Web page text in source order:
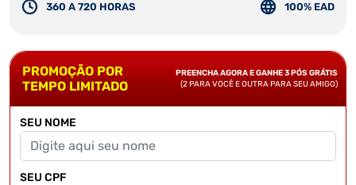
360 A 720 HORAS 100% EAD
PROMOÇÃO POR
TEMPO LIMITADO
PREENCHA AGORA E GANHE 3 PÓS GRÁTIS
(2 PARA VOCÊ E OUTRA PARA SEU AMIGO)
SEU NOME
SEU CPF